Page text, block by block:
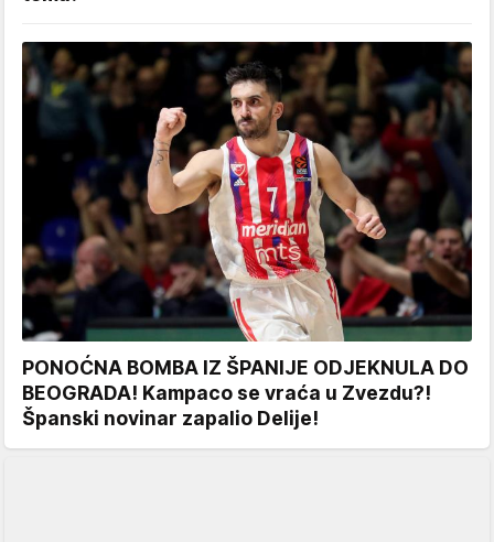
PONOĆNA BOMBA IZ ŠPANIJE ODJEKNULA DO
BEOGRADA! Kampaco se vraća u Zvezdu?!
Španski novinar zapalio Delije!